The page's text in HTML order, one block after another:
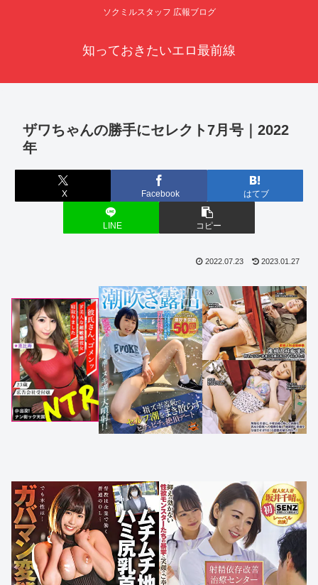
ソクミルスタッフ 広報ブログ
知っておきたいエロ最前線
ザワちゃんの勝手にセレクト7月号｜2022
年
X Facebook はてブ
LINE コピー
2022.07.23 2023.01.27